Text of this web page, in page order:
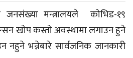
जनसंख्या मन्त्रालयले कोभिड-१९
खोप कस्तो अवस्थामा लगाउन हुने
नहुने भन्नेबारे सार्वजनिक जानकारी